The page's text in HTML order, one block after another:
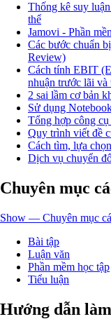
Thống kê suy
thể
Jamovi - Phần
Các bước chuẩn
Review)
Cách tính EBIT
nhuận trước lãi và
2 sai lầm cơ bản
Sử dụng
Tổng hợp công
Quy trình viết đề
Cách tìm, lựa
Dịch vụ chuyển
Chuyên mục
Show — Chuyên mục
Bài tập
Luận văn
Phần mềm học tập
Tiểu luận
Hướng dẫn